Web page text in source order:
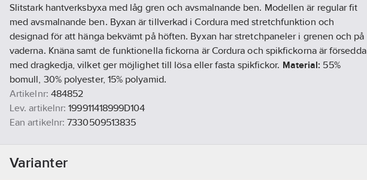
Slitstark hantverksbyxa med låg gren och avsmalnande ben. Modellen är regular fit
med avsmalnande ben. Byxan är tillverkad i Cordura med stretchfunktion och
designad för att hänga bekvämt på höften. Byxan har stretchpaneler i grenen och på
vaderna. Knäna samt de funktionella fickorna är Cordura och spikfickorna är försedda
med dragkedja, vilket ger möjlighet till lösa eller fasta spikfickor. Material: 55%
bomull, 30% polyester, 15% polyamid.
Artikelnr: 484852
Lev. artikelnr: 199911418999D104
Ean artikelnr: 7330509513835
Varianter